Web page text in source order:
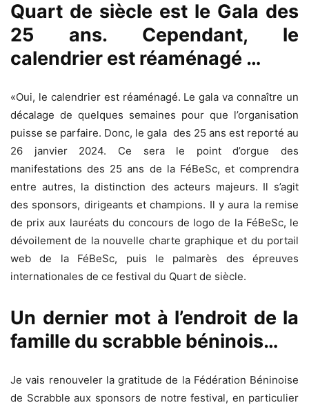
Quart de siècle est le Gala des
25 ans. Cependant, le
calendrier est réaménagé …
«Oui, le calendrier est réaménagé. Le gala va connaître un
décalage de quelques semaines pour que l’organisation
puisse se parfaire. Donc, le gala des 25 ans est reporté au
26 janvier 2024. Ce sera le point d’orgue des
manifestations des 25 ans de la FéBeSc, et comprendra
entre autres, la distinction des acteurs majeurs. Il s’agit
des sponsors, dirigeants et champions. Il y aura la remise
de prix aux lauréats du concours de logo de la FéBeSc, le
dévoilement de la nouvelle charte graphique et du portail
web de la FéBeSc, puis le palmarès des épreuves
internationales de ce festival du Quart de siècle.
Un dernier mot à l’endroit de la
famille du scrabble béninois…
Je vais renouveler la gratitude de la Fédération Béninoise
de Scrabble aux sponsors de notre festival, en particulier